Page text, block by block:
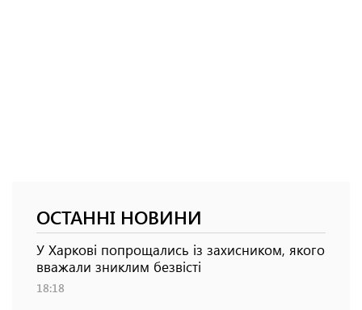
ОСТАННІ НОВИНИ
У Харкові попрощались із захисником, якого
вважали зниклим безвісті
18:18